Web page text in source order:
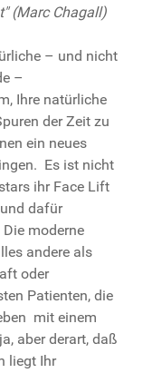
(Marc Chagall)
– und nicht
–
Ihre natürliche
der Zeit zu
ein neues
Es ist nicht
ihr Face Lift
dafür
moderne
andere als
oder
Patienten, die
mit einem
aber derart, daß
liegt Ihr